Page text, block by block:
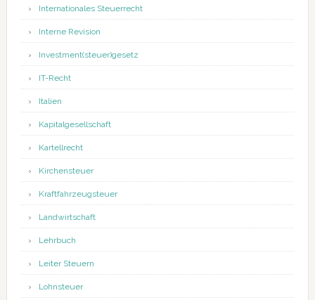
Internationales Steuerrecht
Interne Revision
Investment(steuer)gesetz
IT-Recht
Italien
Kapitalgesellschaft
Kartellrecht
Kirchensteuer
Kraftfahrzeugsteuer
Landwirtschaft
Lehrbuch
Leiter Steuern
Lohnsteuer